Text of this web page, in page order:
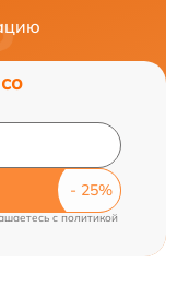
cполитикой